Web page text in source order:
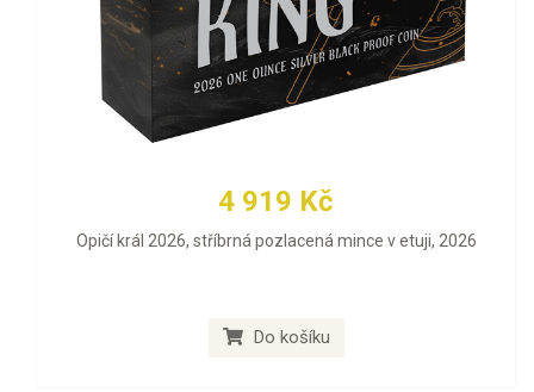
4 919 Kč
Opičí král 2026, stříbrná pozlacená mince v etuji, 2026
Do košíku